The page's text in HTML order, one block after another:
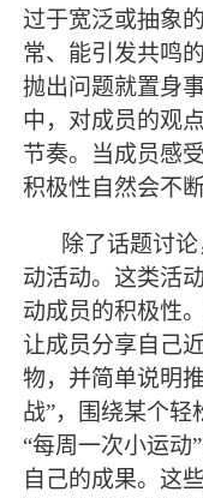
过于宽泛或抽象
常、能引发共鸣
抛出问题就置身
中，对成员的观
节奏。当成员感
积极性自然会不断
除了话题讨
动活动。这类活
动成员的积极性
让成员分享自己
物，并简单说明
战”，围绕某个轻
“每周一次小运动
自己的成果。这